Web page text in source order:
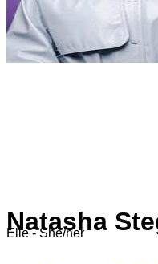
Natasha
Elle - She/her